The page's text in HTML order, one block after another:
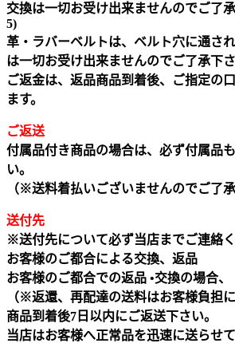
交換は一切お受け出来ませんのでご了承
5)
革・ラバーベルトは、ベルト穴に通さ
は一切お受け出来ませんのでご了承下さ
ご返金は、返品商品到着後、ご指定の
ます。
ご返送
付属品付き商品の場合は、必ず付属品
い。
（※送料着払いございませんのでご了承
送付先
※送付先について必ず当店までご連絡
お客様のご都合による交換、返品
お客様のご都合での返品 •交換の場合、
（※返還、再配達の送料はお客様負担に
商品到着後7日以内にご返送下さい。
当店はお客様へ正常品を迅速に送らせ